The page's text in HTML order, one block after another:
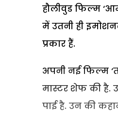
हौलीवुड फिल्म
में उतनी ही
प्रकार हैं.
अपनी नई फिल्म
मास्टर शेफ की है.
पाई है. उन की